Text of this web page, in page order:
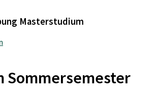
Masterstudium
Sommersemester